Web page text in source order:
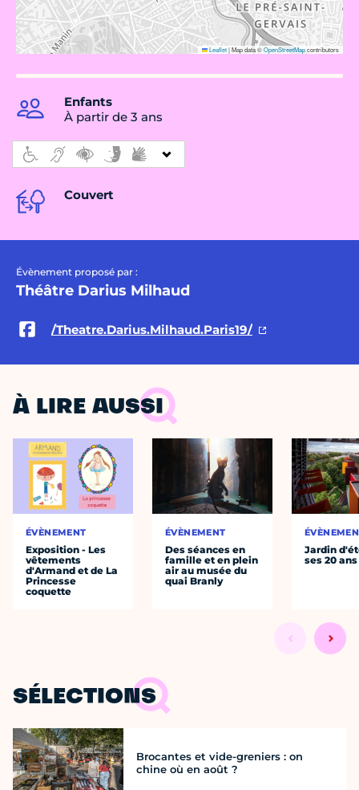
Leaflet|Map data ©OpenStreetMapcontributors
Enfants
À partir de 3 ans
Couvert
Évènement proposé par :
Théâtre Darius Milhaud
/Theatre.Darius.Milhaud.Paris19/
À LIRE AUSSI
ÉVÈNEMENT
Exposition - Les
vêtements
d'Armand et de La
Princesse
coquette
ÉVÈNEMENT
Des séances en
famille et en plein
air au musée du
quai Branly
Jardin
ses 20 ans
SÉLECTIONS
Brocantes et vide-greniers : on
chine où en août ?